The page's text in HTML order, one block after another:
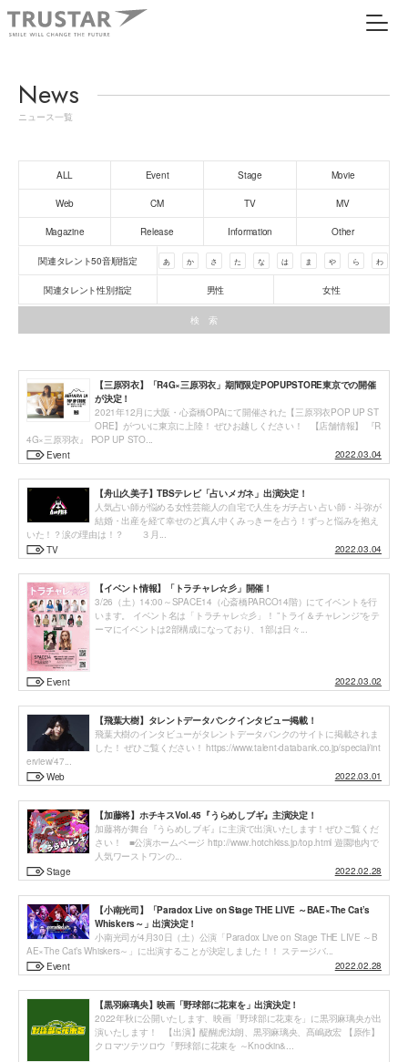
News
ニュース一覧
ALL Event Stage Movie
Web CM TV MV
Magazine Release Information Other
関連タレント50音順指定 あ か さ た な は ま や ら わ
関連タレント性別指定 男性 女性
【三原羽衣】「R4G×三原羽衣」期間限定POPUPSTORE東京での開催
が決定！
2021年12月に大阪・心斎橋OPAにて開催された【三原羽衣POP UP ST
ORE】がついに東京に上陸！ ぜひお越しください！ 【店舗情報】 『R
4G×三原羽衣』 POP UP STO...
Event
2022.03.04
【舟山久美子】TBSテレビ「占いメガネ」出演決定！
人気占い師が悩める女性芸能人の自宅で人生をガチ占い 占い師・斗弥が
結婚・出産を経て幸せのど真ん中くみっきーを占う！ずっと悩みを抱え
いた！？涙の理由は！？ ３月...
TV
2022.03.04
【イベント情報】「トラチャレ☆彡」開催！
3/26（土）14:00～SPACE14（心斎橋PARCO14階）にてイベントを行
います。 イベント名は「トラチャレ☆彡」！ ”トライ＆チャレンジ“をテ
ーマにイベントは2部構成になっており、1部は日々...
Event 2022.03.02
【飛葉大樹】タレントデータバンクインタビュー掲載！
飛葉大樹のインタビューがタレントデータバンクのサイトに掲載されま
した！ ぜひご覧ください！ https://www.talent-databank.co.jp/special/int
erview/47...
Web
2022.03.01
【加藤将】ホチキスVol.45『うらめしブギ』主演決定！
加藤将が舞台『うらめしブギ』に主演で出演いたします！ぜひご覧くだ
さい！ ■公演ホームページ http://www.hotchkiss.jp/top.html 遊園地内で
人気ワーストワンの...
Stage
2022.02.28
【小南光司】「Paradox Live on Stage THE LIVE ～BAE×The Cat’s
Whiskers～」出演決定！
小南光司が4月30日（土）公演「Paradox Live on Stage THE LIVE ～B
AE×The Cat’s Whiskers～」に出演することが決定しました！！ ステージバ...
Event
2022.02.28
【黒羽麻璃央】映画「野球部に花束を」出演決定！
2022年秋に公開いたします、映画「野球部に花束を」に黒羽麻璃央が出
演いたします！ 【出演】醍醐虎汰朗、黒羽麻璃央、髙嶋政宏 【原作】
クロマツテツロウ『野球部に花束を ～Knockin&...